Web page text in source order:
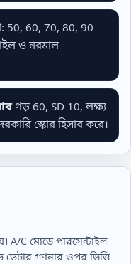
50, 60, 70, 80, 90
ও নরমাল
গড় 60, SD 10, লক্ষ্য
স্কোর হিসাব করে।
C মোডে পারসেন্টাইল
গণনার ওপর ভিত্তি